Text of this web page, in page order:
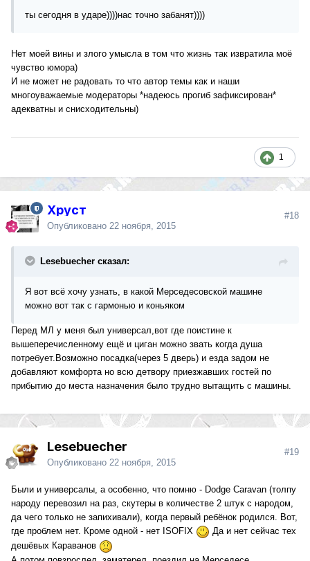
ты сегодня в ударе))))нас точно забанят))))
Нет моей вины и злого умысла в том что жизнь так извратила моё
чувство юмора)
И не может не радовать то что автор темы как и наши
многоуважаемые модераторы *надеюсь прогиб зафиксирован*
адекватны и снисходительны)
1
Хруст
Опубликовано 22 ноября, 2015
#18
Lesebuecher сказал:
Я вот всё хочу узнать, в какой Мерседесовской машине
можно вот так с гармонью и коньяком
Перед МЛ у меня был универсал,вот где поистине к
вышеперечисленному ещё и циган можно звать когда душа
потребует.Возможно посадка(через 5 дверь) и езда задом не
добавляют комфорта но всю детвору приезжавших гостей по
прибытию до места назначения было трудно вытащить с машины.
Lesebuecher
Опубликовано 22 ноября, 2015
#19
Были и универсалы, а особенно, что помню - Dodge Caravan (толпу
народу перевозил на раз, скутеры в количестве 2 штук с народом,
да чего только не запихивали), когда первый ребёнок родился. Вот,
где проблем нет. Кроме одной - нет ISOFIX
Да и нет сейчас тех
дешёвых Караванов